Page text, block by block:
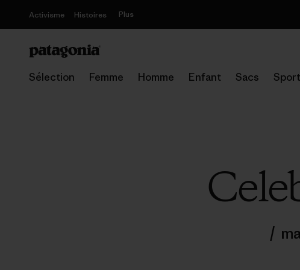
Activisme Histoires Plus
Sélection Femme Homme Enfant Sacs Sport
/